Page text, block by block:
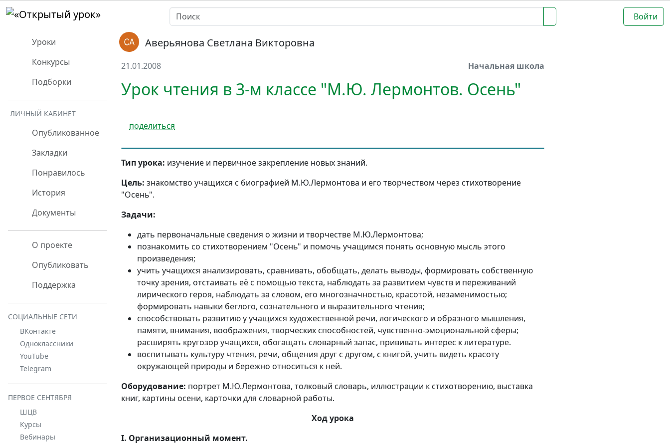
Войти
Уроки
Конкурсы
Подборки
ЛИЧНЫЙ КАБИНЕТ
Опубликованное
Закладки
Понравилось
История
Документы
О проекте
Опубликовать
Поддержка
СОЦИАЛЬНЫЕ СЕТИ
ВКонтакте
Одноклассники
YouTube
Telegram
ПЕРВОЕ СЕНТЯБРЯ
ШЦВ
Курсы
Вебинары
Аверьянова Светлана Викторовна
21.01.2008 Начальная школа
Урок чтения в 3-м классе "М.Ю. Лермонтов. Осень"
поделиться
Тип урока: изучение и первичное закрепление новых знаний.
Цель: знакомство учащихся с биографией М.Ю.Лермонтова и его творчеством через стихотворение
"Осень".
Задачи:
дать первоначальные сведения о жизни и творчестве М.Ю.Лермонтова;
познакомить со стихотворением "Осень" и помочь учащимся понять основную мысль этого
произведения;
учить учащихся анализировать, сравнивать, обобщать, делать выводы, формировать собственную
точку зрения, отстаивать её с помощью текста, наблюдать за развитием чувств и переживаний
лирического героя, наблюдать за словом, его многозначностью, красотой, незаменимостью;
формировать навыки беглого, сознательного и выразительного чтения;
способствовать развитию у учащихся художественной речи, логического и образного мышления,
памяти, внимания, воображения, творческих способностей, чувственно-эмоциональной сферы;
расширять кругозор учащихся, обогащать словарный запас, прививать интерес к литературе.
воспитывать культуру чтения, речи, общения друг с другом, с книгой, учить видеть красоту
окружающей природы и бережно относиться к ней.
Оборудование: портрет М.Ю.Лермонтова, толковый словарь, иллюстрации к стихотворению, выставка
книг, картины осени, карточки для словарной работы.
Ход урока
I. Организационный момент.